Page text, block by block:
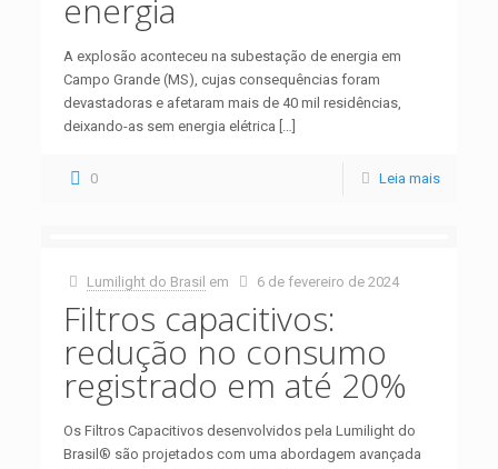
energia
A explosão aconteceu na subestação de energia em
Campo Grande (MS), cujas consequências foram
devastadoras e afetaram mais de 40 mil residências,
deixando-as sem energia elétrica […]
0 Leia mais
Lumilight do Brasil em 6 de fevereiro de 2024
Filtros capacitivos:
redução no consumo
registrado em até 20%
Os Filtros Capacitivos desenvolvidos pela Lumilight do
Brasil® são projetados com uma abordagem avançada